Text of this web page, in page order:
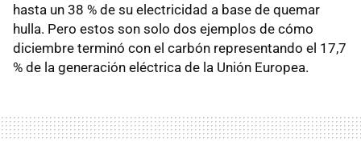
hasta un 38 % de su electricidad a base de quemar
hulla. Pero estos son solo dos ejemplos de cómo
diciembre terminó con el carbón representando el 17,7
% de la generación eléctrica de la Unión Europea.